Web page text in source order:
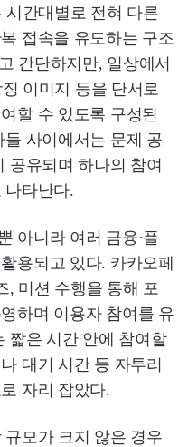
간대별로 전혀 다른
접속을 유도하는 구조
간단하지만, 일상에서
이미지 등을 단서로
할 수 있도록 구성된
사이에서는 문제 공
공유되며 하나의 참여
나타난다.
아니라 여러 금융·플
용되고 있다. 카카오페
, 미션 수행을 통해 포
하며 이용자 참여를 유
짧은 시간 안에 참여할
대기 시간 등 자투리
자리 잡았다.
모가 크지 않은 경우